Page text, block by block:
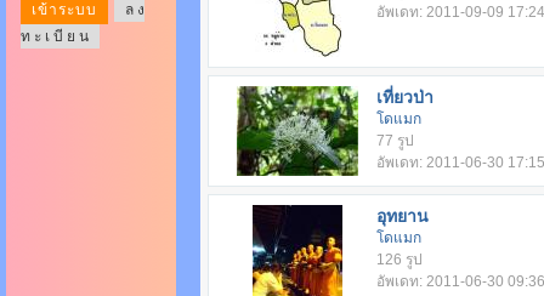
ล ง
ท ะ เ บี ย น
อัพเดท: 2011-09-09 17:24
เที่ยวป่า
โดแมก
77 รูป
อัพเดท: 2011-06-30 17:15
อุทยาน
โดแมก
126 รูป
อัพเดท: 2011-06-30 09:36